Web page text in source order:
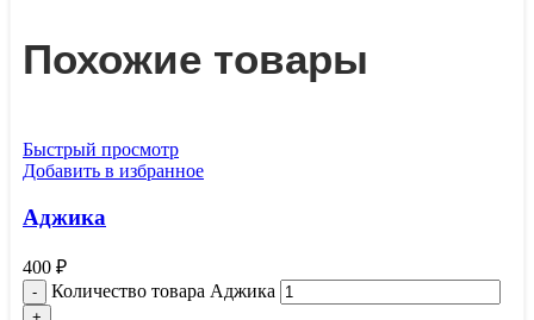
Похожие товары
Быстрый просмотр
Добавить в избранное
Аджика
400 ₽
Количество товара Аджика